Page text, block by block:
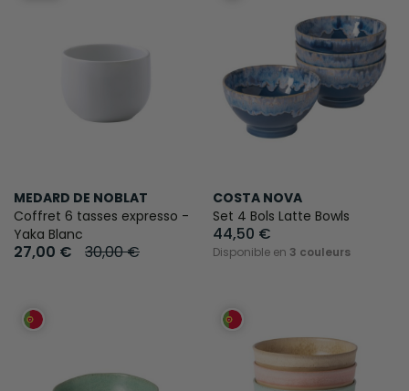
MEDARD DE NOBLAT
Coffret 6 tasses expresso -
Yaka Blanc
27,00 € 30,00 €
COSTA NOVA
Set 4 Bols Latte Bowls
44,50 €
Disponible en 3 couleurs